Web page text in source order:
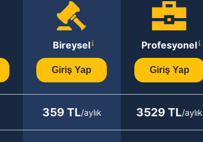
Bireysel
Giriş Yap
Profesyonel
Giriş Yap
359 TL/aylık 3529 TL/aylık